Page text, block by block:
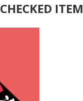
CHECKED ITEM